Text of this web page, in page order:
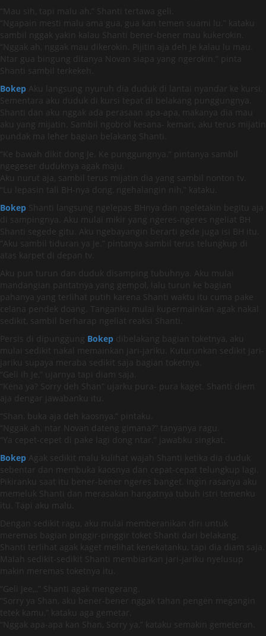
“Mau sih, tapi malu ah,” Shanti tertawa geli.
“Ngapain mesti malu ama gua, gua kan temen suami lu.” kataku
sambil nggak yakin kalau Shanti bener-bener mau kukerokin.
“Nggak ah, nggak mau dikerokin. Pijitin aja deh Je kalau lu mau.
Ntar gua bingung ditanya Novan siapa yang ngerokin.” pinta
Shanti sambil terkekeh.
Bokep Aku langsung nyuruh dia duduk di lantai nyandar ke kursi.
Sementara aku duduk di kursi tepat di belakang punggungnya.
Shanti dan aku nggak ada perasaan apa-apa, makanya dia mau
aku yang mijatin. Sambil ngobrol kesana- kemari, aku terus mijatin
pundak ma leher bagian belakang Shanti.
“Ke bawah dikit dong Je. Ke punggungnya.” pintanya sambil
ngegeser duduknya agak maju.
Aku nurut aja, sambil terus mijatin dia yang sambil nonton tv.
“Lu lepasin tali BH-nya dong, ngehalangin nih,” kataku.
Bokep Shanti langsung ngelepas BHnya dan ngeletakin begitu aja
di sampingnya. Aku mulai mikir yang ngeres-ngeres ngeliat BH
Shanti segede gitu. Aku ngebayangin berarti gede juga isi BH itu.
“Aku sambil tiduran ya Je.” pintanya sambil terus telungkup di
atas karpet di depan tv.
Aku pun turun dan duduk disamping tubuhnya. Aku mulai
mandangian pantatnya yang gempol, lalu turun ke bagian
pahanya yang terlihat putih karena Shanti waktu itu cuma pake
celana pendek doang. Tanganku mulai kupermainkan agak nakal
sedikit, sambil berharap ngeliat reaksi Shanti.
Persis di dipunggung Bokep dibelakang bagian toketnya, aku
mulai sedikit nakal memainkan jari-jariku. Kuturunkan sedikit jari-
jariku supaya meraba sedikit saja bagian toketnya.
“Geli ih Je,” ujarnya tapi diam saja.
“Kena ya? Sorry deh Shan” ujarku pura- pura kaget. Shanti diem
aja dengar jawabanku itu.
“Shan, buka aja deh kaosnya,” pintaku.
“Nggak ah, ntar Novan dateng gimana?” tanyanya ragu.
“Ya cepet-cepet di pake lagi dong ntar.” jawabku singkat.
Bokep Agak sedikit malu kulihat wajah Shanti ketika dia duduk
sebentar dan membuka kaosnya dan cepat-cepat telungkup lagi.
Pikiranku saat itu bener-bener ngeres banget. Ingin rasanya aku
memeluk Shanti dan merasakan hangatnya tubuh istri temenku
itu. Tapi aku malu.
Dengan sedikit ragu, aku mulai memberanikan diri untuk
meremas bagian pinggir-pinggir toket Shanti dari belakang.
Shanti terlihat agak kaget melihat kenekatanku, tapi dia diam saja.
Malah sedikit-sedikit Shanti membiarkan jari-jariku nyelusup
makin meremas toketnya itu.
“Geli Jee,,,” Shanti agak mengerang.
“Sorry ya Shan, aku bener-bener nggak tahan pengen megangin
tetek kamu,” kataku aga gemetar.
“Nggak apa-apa kan Shan, Sorry ya,” kataku semakin gemeteran.